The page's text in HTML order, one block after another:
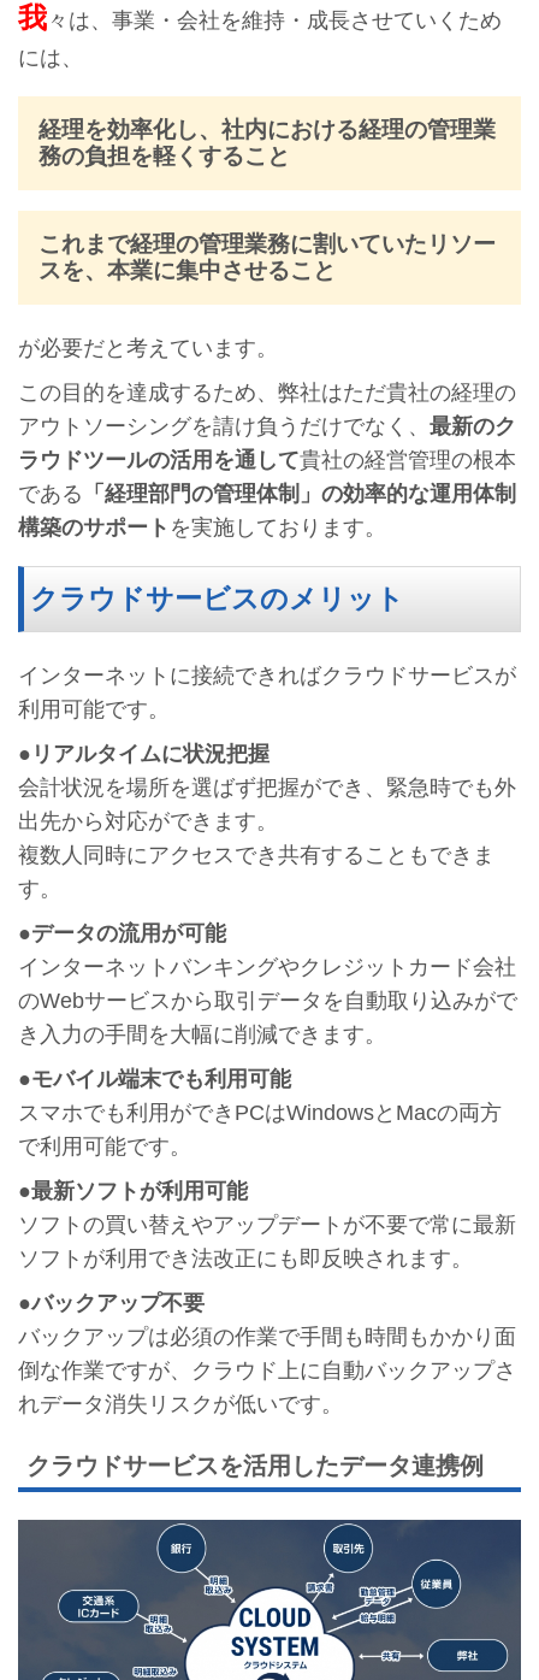
我々は、事業・会社を維持・成長させていくため
には、
経理を効率化し、社内における経理の管理業
務の負担を軽くすること
これまで経理の管理業務に割いていたリソー
スを、本業に集中させること
が必要だと考えています。
この目的を達成するため、弊社はただ貴社の経理の
アウトソーシングを請け負うだけでなく、 最新のク
ラウドツールの活用を通して貴社の経営管理の根本
である 「経理部門の管理体制」の効率的な運用体制
構築のサポート を実施しております。
クラウドサービスのメリット
インターネットに接続できればクラウドサービスが
利用可能です。
● リアルタイムに状況把握
会計状況を場所を選ばず把握ができ、緊急時でも外
出先から対応ができます。
複数人同時にアクセスでき共有することもできま
す。
●データの流用が可能
インターネットバンキングやクレジットカード会社
のWebサービスから取引データを自動取り込みがで
き入力の手間を大幅に削減できます。
●モバイル端末でも利用可能
スマホでも利用ができPCはWindowsとMacの両方
で利用可能です。
●最新ソフトが利用可能
ソフトの買い替えやアップデートが不要で常に最新
ソフトが利用でき法改正にも即反映されます。
●バックアップ不要
バックアップは必須の作業で手間も時間もかかり面
倒な作業ですが、クラウド上に自動バックアップさ
れデータ消失リスクが低いです。
クラウドサービスを活用したデータ連携例